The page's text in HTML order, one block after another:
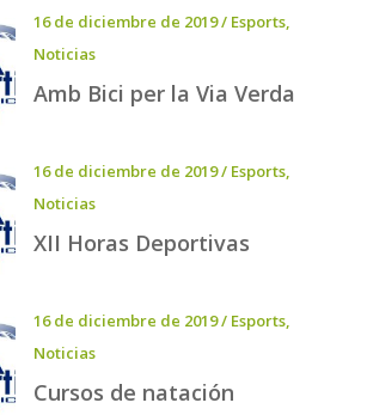
16 de diciembre de 2019/ Esports,
Noticias
Amb Bici per la Via Verda
16 de diciembre de 2019/ Esports,
Noticias
XII Horas Deportivas
16 de diciembre de 2019/ Esports,
Noticias
Cursos de natación